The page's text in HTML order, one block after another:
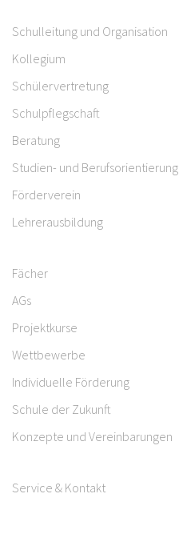
Schulleitung und Organisation
Kollegium
Schülervertretung
Schulpflegschaft
Beratung
Studien- und Berufsorientierung
Förderverein
Lehrerausbildung
Fächer
AGs
Projektkurse
Wettbewerbe
Individuelle Förderung
Schule der Zukunft
Konzepte und Vereinbarungen
Service & Kontakt